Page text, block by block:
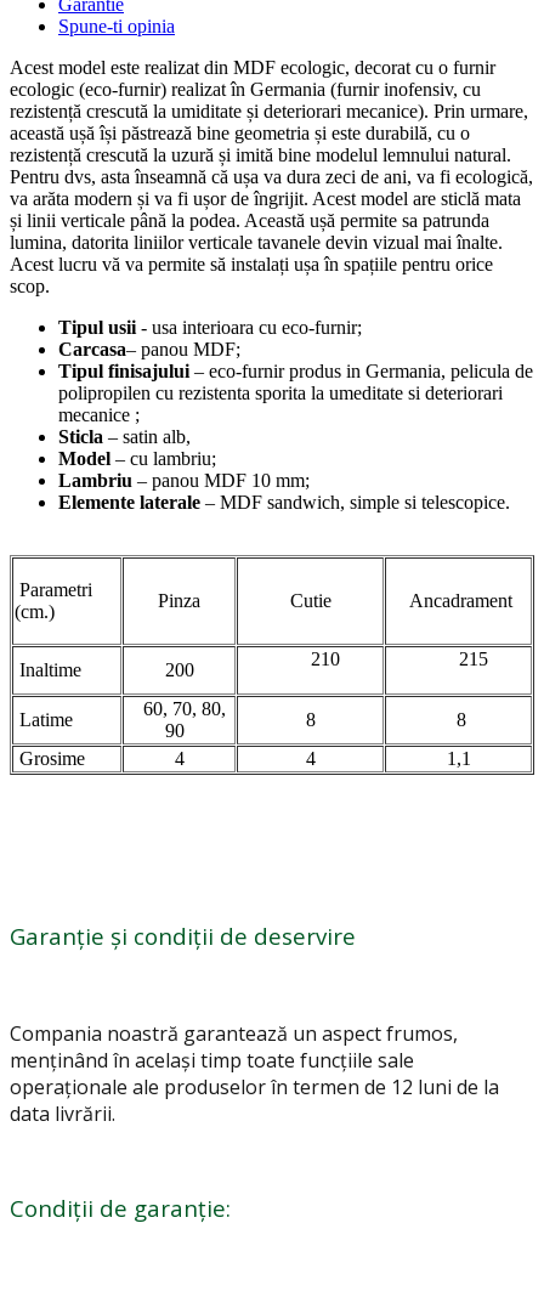
Garantie
Spune-ti opinia
Acest model este realizat din MDF ecologic, decorat cu o furnir
ecologic (eco-furnir) realizat în Germania (furnir inofensiv, cu
rezistență crescută la umiditate și deteriorari mecanice). Prin urmare,
această ușă își păstrează bine geometria și este durabilă, cu o
rezistență crescută la uzură și imită bine modelul lemnului natural.
Pentru dvs, asta înseamnă că ușa va dura zeci de ani, va fi ecologică,
va arăta modern și va fi ușor de îngrijit. Acest model are sticlă mata
și linii verticale până la podea. Această ușă permite sa patrunda
lumina, datorita liniilor verticale tavanele devin vizual mai înalte.
Acest lucru vă va permite să instalați ușa în spațiile pentru orice
scop.
Tipul usii - usa interioara cu eco-furnir;
Carcasa– panou MDF;
Tipul finisajului – eco-furnir produs in Germania, pelicula de
polipropilen cu rezistenta sporita la umeditate si deteriorari
mecanice ;
Sticla – satin alb,
Model – cu lambriu;
Lambriu – panou MDF 10 mm;
Elemente laterale – MDF sandwich, simple si telescopice.
Parametri
(cm.)
Pinza Cutie Ancadrament
Inaltime 200
210 215
Latime
60, 70, 80,
90
8
8
Grosime
4 4 1,1
Garanție și condiții de deservire
Compania noastră garantează un aspect frumos,
menținând în același timp toate funcțiile sale
operaționale ale produselor în termen de 12 luni de la
data livrării.
Condiții de garanție: